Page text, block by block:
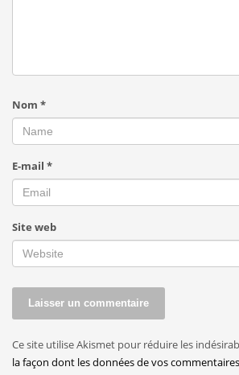
Nom *
E-mail *
Site web
Ce site utilise Akismet pour réduire les
la façon dont les données de vos